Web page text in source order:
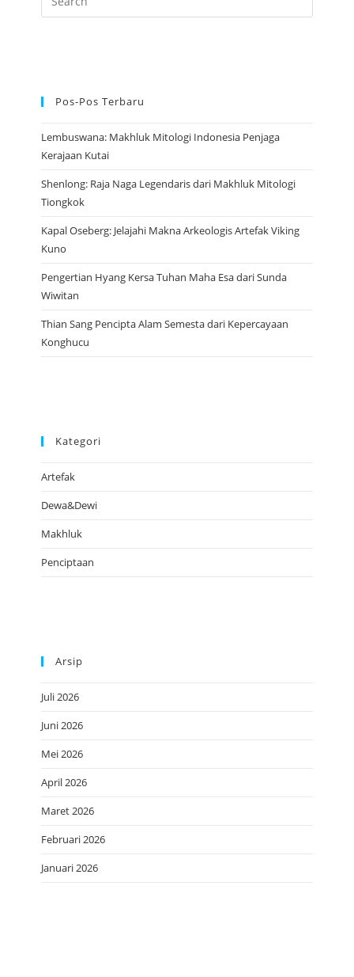
Pos-Pos Terbaru
Lembuswana: Makhluk Mitologi Indonesia Penjaga
Kerajaan Kutai
Shenlong: Raja Naga Legendaris dari Makhluk Mitologi
Tiongkok
Kapal Oseberg: Jelajahi Makna Arkeologis Artefak Viking
Kuno
Pengertian Hyang Kersa Tuhan Maha Esa dari Sunda
Wiwitan
Thian Sang Pencipta Alam Semesta dari Kepercayaan
Konghucu
Kategori
Artefak
Dewa&Dewi
Makhluk
Penciptaan
Arsip
Juli 2026
Juni 2026
Mei 2026
April 2026
Maret 2026
Februari 2026
Januari 2026